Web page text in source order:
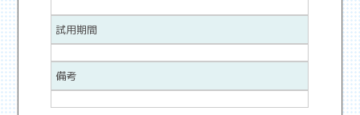
試用期間
備考